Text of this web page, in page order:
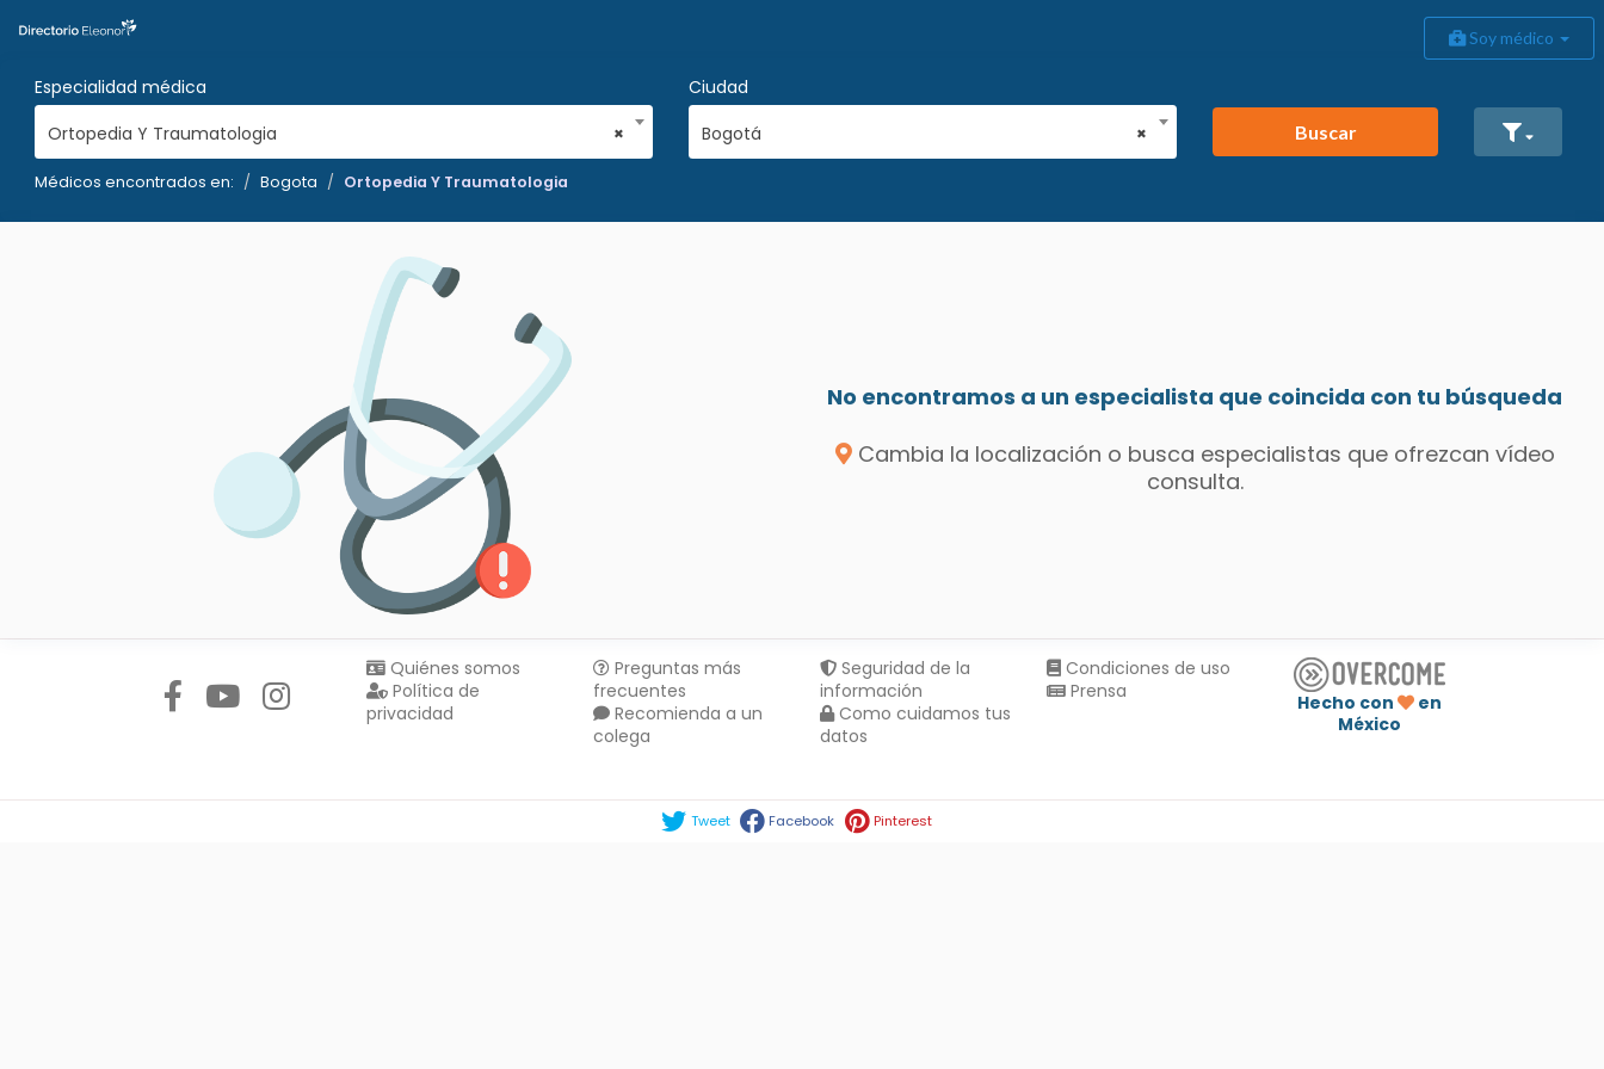
Soy médico
Especialidad médica
×
Ortopedia Y Traumatologia
Ciudad
×
Bogotá Buscar
Médicos encontrados en: Bogota Ortopedia Y Traumatologia
No encontramos a un especialista que coincida con tu búsqueda
Cambia la localización o busca especialistas que ofrezcan vídeo
consulta.
Quiénes somos
Política de
privacidad
Preguntas más
frecuentes
Recomienda a un
colega
Seguridad de la
información
Como cuidamos tus
datos
Condiciones de uso
Prensa
Hecho con
en
México
Tweet Facebook Pinterest